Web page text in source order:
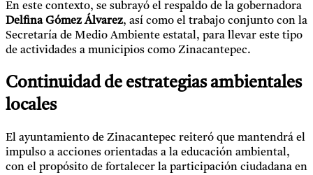
En este contexto, se subrayó el respaldo de la gobernadora
Delfina Gómez Álvarez, así como el trabajo conjunto con la
Secretaría de Medio Ambiente estatal, para llevar este tipo
de actividades a municipios como Zinacantepec.
Continuidad de estrategias ambientales
locales
El ayuntamiento de Zinacantepec reiteró que mantendrá el
impulso a acciones orientadas a la educación ambiental,
con el propósito de fortalecer la participación ciudadana en